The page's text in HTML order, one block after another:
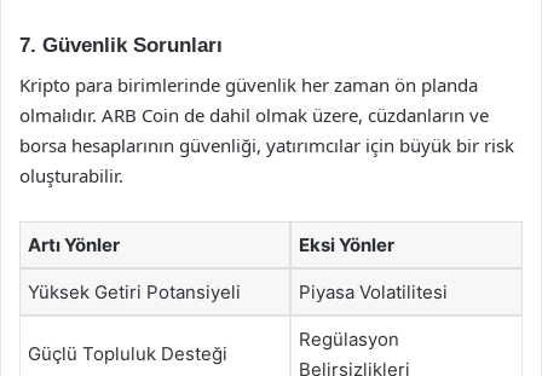
7. Güvenlik Sorunları
Kripto para birimlerinde güvenlik her zaman ön planda
olmalıdır. ARB Coin de dahil olmak üzere, cüzdanların ve
borsa hesaplarının güvenliği, yatırımcılar için büyük bir risk
oluşturabilir.
Artı Yönler Eksi Yönler
Yüksek Getiri Potansiyeli Piyasa Volatilitesi
Güçlü Topluluk Desteği
Regülasyon
Belirsizlikleri